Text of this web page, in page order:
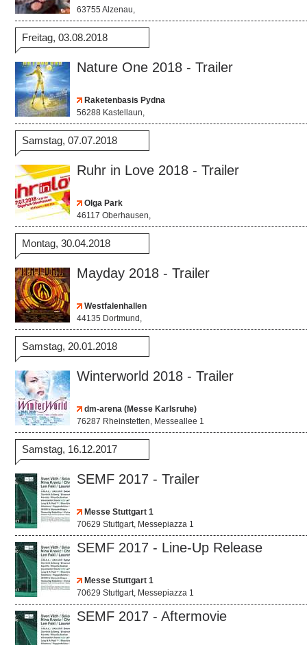
63755 Alzenau,
Freitag, 03.08.2018
Nature One 2018 - Trailer
Raketenbasis Pydna
56288 Kastellaun,
Samstag, 07.07.2018
Ruhr in Love 2018 - Trailer
Olga Park
46117 Oberhausen,
Montag, 30.04.2018
Mayday 2018 - Trailer
Westfalenhallen
44135 Dortmund,
Samstag, 20.01.2018
Winterworld 2018 - Trailer
dm-arena (Messe Karlsruhe)
76287 Rheinstetten, Messeallee 1
Samstag, 16.12.2017
SEMF 2017 - Trailer
Messe Stuttgart 1
70629 Stuttgart, Messepiazza 1
SEMF 2017 - Line-Up Release
Messe Stuttgart 1
70629 Stuttgart, Messepiazza 1
SEMF 2017 - Aftermovie